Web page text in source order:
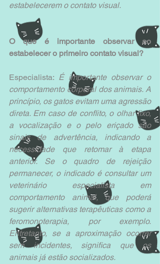
estabelecerem o contato visual.
O que é importante observar ao
estabelecer o primeiro contato visual?
Especialista: É importante observar o
comportamento corporal dos animais. A
princípio, os gatos evitam uma agressão
direta. Em caso de conflito, o olhar fixo,
a vocalização e o pelo eriçado são
sinais de advertência, indicando a
necessidade que retomar à etapa
anterior. Se o quadro de rejeição
permanecer, o indicado é consultar um
veterinário especialista em
comportamento animal, que poderá
sugerir alternativas terapêuticas como a
feromonoterapia, por exemplo.
Entretanto, se a aproximação ocorrer
sem incidentes, significa que os
animais já estão socializados.